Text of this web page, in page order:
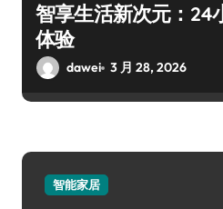
智享生活新次元：24
体验
dawei 3 月 28, 2026
智能家居